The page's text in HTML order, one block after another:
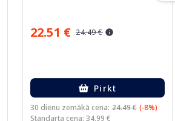
22.51 € 24.49 €
Pirkt
30 dienu zemākā cena: 24.49 € (-8%)
Standarta cena: 34.99 €